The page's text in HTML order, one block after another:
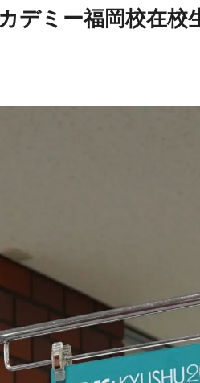
デミー福岡校在校